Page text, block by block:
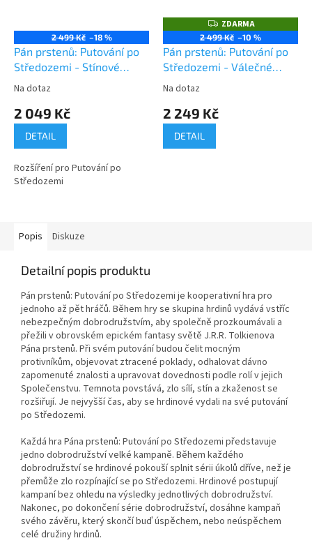
2 499 Kč –18 %
Pán prstenů: Putování po
Středozemi - Stínové
cesty rozšíření
Na dotaz
2 049 Kč
DETAIL
Rozšíření pro Putování po
Středozemi
Z
D
A
R
M
A
ZDARMA
2 499 Kč –10 %
Pán prstenů: Putování po
Středozemi - Válečné
tažení
Na dotaz
2 249 Kč
DETAIL
Popis Diskuze
Detailní popis produktu
Pán prstenů: Putování po Středozemi je kooperativní hra pro
jednoho až pět hráčů. Během hry se skupina hrdinů vydává vstříc
nebezpečným dobrodružstvím, aby společně prozkoumávali a
přežili v obrovském epickém fantasy světě J.R.R. Tolkienova
Pána prstenů. Při svém putování budou čelit mocným
protivníkům, objevovat ztracené poklady, odhalovat dávno
zapomenuté znalosti a upravovat dovednosti podle rolí v jejich
Společenstvu. Temnota povstává, zlo sílí, stín a zkaženost se
rozšiřují. Je nejvyšší čas, aby se hrdinové vydali na své putování
po Středozemi.
Každá hra Pána prstenů: Putování po Středozemi představuje
jedno dobrodružství velké kampaně. Během každého
dobrodružství se hrdinové pokouší splnit sérii úkolů dříve, než je
přemůže zlo rozpínající se po Středozemi. Hrdinové postupují
kampaní bez ohledu na výsledky jednotlivých dobrodružství.
Nakonec, po dokončení série dobrodružství, dosáhne kampaň
svého závěru, který skončí buď úspěchem, nebo neúspěchem
celé družiny hrdinů.